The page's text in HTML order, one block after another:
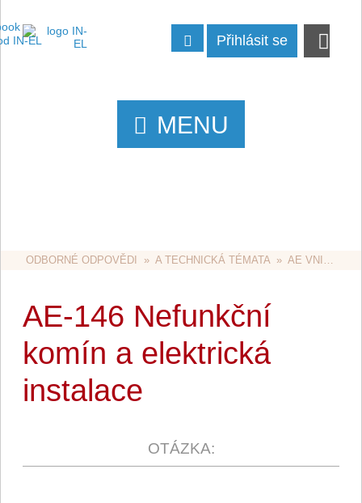
Přihlásit se
MENU
ODBORNÉ ODPOVĚDI
  »
A TECHNICKÁ TÉMATA
  »
AE VNITŘNÍ ROZVODY
AE-146 Nefunkční
komín a elektrická
instalace